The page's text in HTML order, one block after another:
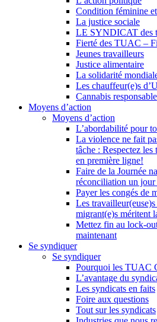
Condition féminine
La justice sociale
LE SYNDICAT des
Fierté des TUAC –
Jeunes travailleurs
Justice alimentaire
La solidarité
Les chauffeur(e)s
Cannabis responsable
Moyens d’action
Moyens d’action
L’abordabilité pour
La violence ne fait
tâche : Respectez
en première ligne!
Faire de la Journée
réconciliation un jour
Payer les congés de
Les
migrant(e)s méritent
Mettez fin au lock-
maintenant
Se syndiquer
Se syndiquer
Pourquoi les TUAC
L’avantage du
Les syndicats en faits
Foire aux questions
Tout sur les syndicats